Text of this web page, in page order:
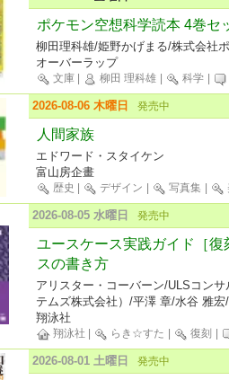
ポケモン空想科学読本 4巻セ
柳田理科雄/姫野かげまる/株式会社
オーバーラップ
文庫 柳田 理科雄 科学
2026-08-06 木曜日 発売中
人間家族
エドワード・スタイケン
富山房企畫
歴史 デザイン 写真集
2026-08-05 水曜日 発売中
ユースケース実践ガイド［
スの書き方
アリスター・コーバーン/ULSコン
テムズ株式会社）/平澤 章/水谷 雅宏
翔泳社
翔泳社 らき☆すた 復刻
2026-08-01 土曜日 発売中